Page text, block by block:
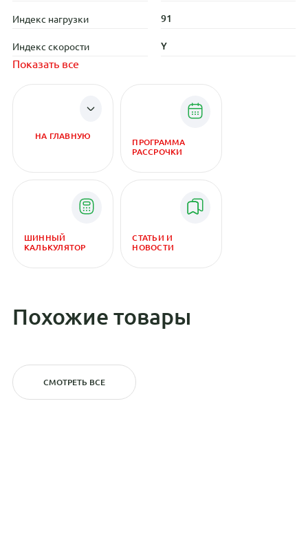
Индекс нагрузки 91
Индекс скорости Y
Показать все
НА ГЛАВНУЮ
ПРОГРАММА
РАССРОЧКИ
ШИННЫЙ
КАЛЬКУЛЯТОР
СТАТЬИ И
НОВОСТИ
Похожие товары
СМОТРЕТЬ ВСЕ